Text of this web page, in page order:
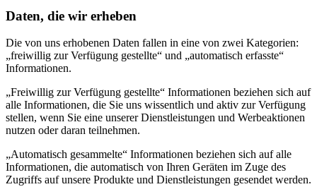
Daten, die wir erheben
Die von uns erhobenen Daten fallen in eine von zwei Kategorien:
„freiwillig zur Verfügung gestellte“ und „automatisch erfasste“
Informationen.
„Freiwillig zur Verfügung gestellte“ Informationen beziehen sich auf
alle Informationen, die Sie uns wissentlich und aktiv zur Verfügung
stellen, wenn Sie eine unserer Dienstleistungen und Werbeaktionen
nutzen oder daran teilnehmen.
„Automatisch gesammelte“ Informationen beziehen sich auf alle
Informationen, die automatisch von Ihren Geräten im Zuge des
Zugriffs auf unsere Produkte und Dienstleistungen gesendet werden.